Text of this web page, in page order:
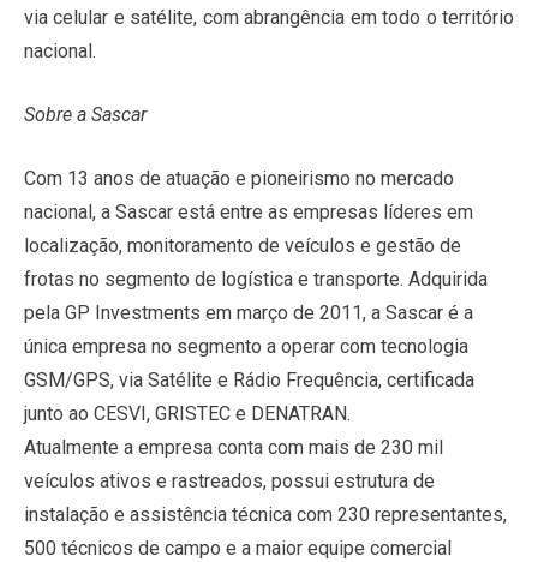
via celular e satélite, com abrangência em todo o território
nacional.
Sobre a Sascar
Com 13 anos de atuação e pioneirismo no mercado
nacional, a Sascar está entre as empresas líderes em
localização, monitoramento de veículos e gestão de
frotas no segmento de logística e transporte. Adquirida
pela GP Investments em março de 2011, a Sascar é a
única empresa no segmento a operar com tecnologia
GSM/GPS, via Satélite e Rádio Frequência, certificada
junto ao CESVI, GRISTEC e DENATRAN.
Atualmente a empresa conta com mais de 230 mil
veículos ativos e rastreados, possui estrutura de
instalação e assistência técnica com 230 representantes,
500 técnicos de campo e a maior equipe comercial